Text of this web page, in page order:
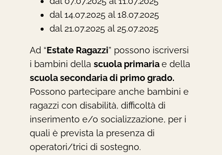
dal 14.07.2025 al 18.07.2025
dal 21.07.2025 al 25.07.2025
Ad “Estate Ragazzi” possono iscriversi
i bambini della scuola primariae della
scuola secondaria di primo grado.
Possono partecipare anche bambini e
ragazzi con disabilità, difficoltà di
inserimento e/o socializzazione, per i
quali è prevista la presenza di
operatori/trici di sostegno.